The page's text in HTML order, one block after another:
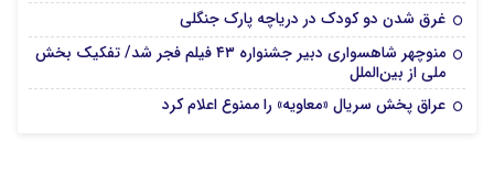
غرق شدن دو کودک در دریاچه پارک جنگلی
منوچهر شاهسواری دبیر جشنواره ۴۳ فیلم فجر شد/ تفکیک بخش
ملی از بین‌الملل
عراق پخش سریال «معاویه» را ممنوع اعلام کرد